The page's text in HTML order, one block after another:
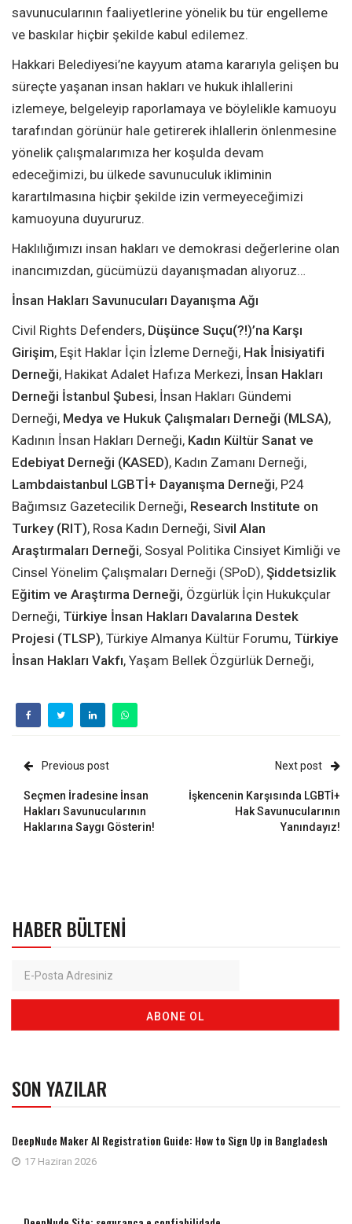
savunucularının faaliyetlerine yönelik bu tür engelleme
ve baskılar hiçbir şekilde kabul edilemez.
Hakkari Belediyesi’ne kayyum atama kararıyla gelişen bu
süreçte yaşanan insan hakları ve hukuk ihlallerini
izlemeye, belgeleyip raporlamaya ve böylelikle kamuoyu
tarafından görünür hale getirerek ihlallerin önlenmesine
yönelik çalışmalarımıza her koşulda devam
edeceğimizi, bu ülkede savunuculuk ikliminin
karartılmasına hiçbir şekilde izin vermeyeceğimizi
kamuoyuna duyururuz.
Haklılığımızı insan hakları ve demokrasi değerlerine olan
inancımızdan, gücümüzü dayanışmadan alıyoruz…
İnsan Hakları Savunucuları Dayanışma Ağı
Civil Rights Defenders, Düşünce Suçu(?!)’na Karşı
Girişim, Eşit Haklar İçin İzleme Derneği, Hak İnisiyatifi
Derneği, Hakikat Adalet Hafıza Merkezi, İnsan Hakları
Derneği İstanbul Şubesi, İnsan Hakları Gündemi
Derneği, Medya ve Hukuk Çalışmaları Derneği (MLSA),
Kadının İnsan Hakları Derneği, Kadın Kültür Sanat ve
Edebiyat Derneği (KASED), Kadın Zamanı Derneği,
Lambdaistanbul LGBTİ+ Dayanışma Derneği, P24
Bağımsız Gazetecilik Derneği, Research Institute on
Turkey (RIT), Rosa Kadın Derneği, Sivil Alan
Araştırmaları Derneği, Sosyal Politika Cinsiyet Kimliği ve
Cinsel Yönelim Çalışmaları Derneği (SPoD), Şiddetsizlik
Eğitim ve Araştırma Derneği, Özgürlük İçin Hukukçular
Derneği, Türkiye İnsan Hakları Davalarına Destek
Projesi (TLSP), Türkiye Almanya Kültür Forumu, Türkiye
İnsan Hakları Vakfı, Yaşam Bellek Özgürlük Derneği,
Previous post
Seçmen İradesine İnsan
Hakları Savunucularının
Haklarına Saygı Gösterin!
Next post
İşkencenin Karşısında LGBTİ+
Hak Savunucularının
Yanındayız!
HABER BÜLTENI
SON YAZILAR
DeepNude Maker AI Registration Guide: How to Sign Up in Bangladesh
17 Haziran 2026